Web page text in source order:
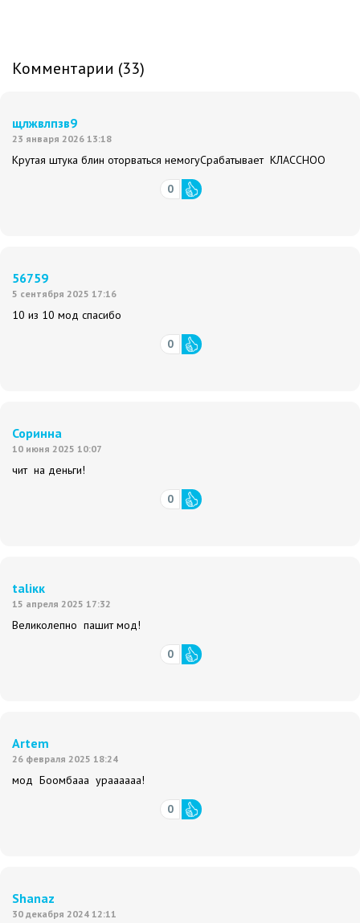
Комментарии (33)
щлжвлпзв9
23 января 2026 13:18
Крутая штука блин оторваться немогуСрабатывает КЛАССНОО
0
56759
5 сентября 2025 17:16
10 из 10 мод спасибо
0
Соринна
10 июня 2025 10:07
чит на деньги!
0
taliкк
15 апреля 2025 17:32
Великолепно пашит мод!
0
Artem
26 февраля 2025 18:24
мод Боомбааа ураааааа!
0
Shanaz
30 декабря 2024 12:11